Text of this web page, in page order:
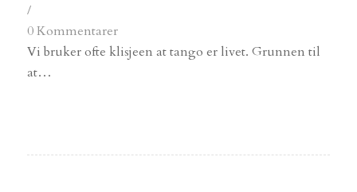
/
0 Kommentarer
Vi bruker ofte klisjeen at tango er livet. Grunnen til
at…